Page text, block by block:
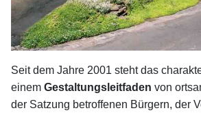
Seit dem Jahre 2001 steht das
einem Gestaltungsleitfaden von
der Satzung betroffenen Bürgern, der